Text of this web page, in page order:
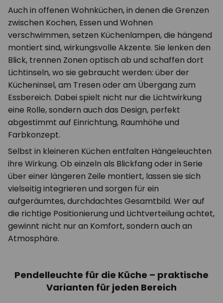
Auch in offenen Wohnküchen, in denen die Grenzen
zwischen Kochen, Essen und Wohnen
verschwimmen, setzen Küchenlampen, die hängend
montiert sind, wirkungsvolle Akzente. Sie lenken den
Blick, trennen Zonen optisch ab und schaffen dort
Lichtinseln, wo sie gebraucht werden: über der
Kücheninsel, am Tresen oder am Übergang zum
Essbereich. Dabei spielt nicht nur die Lichtwirkung
eine Rolle, sondern auch das Design, perfekt
abgestimmt auf Einrichtung, Raumhöhe und
Farbkonzept.
Selbst in kleineren Küchen entfalten Hängeleuchten
ihre Wirkung. Ob einzeln als Blickfang oder in Serie
über einer längeren Zeile montiert, lassen sie sich
vielseitig integrieren und sorgen für ein
aufgeräumtes, durchdachtes Gesamtbild. Wer auf
die richtige Positionierung und Lichtverteilung achtet,
gewinnt nicht nur an Komfort, sondern auch an
Atmosphäre.
Pendelleuchte für die Küche – praktische
Varianten für jeden Bereich